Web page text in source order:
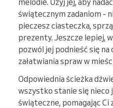
melodie. Użyj jej, aby
świątecznym zadaniom -
pieczesz ciasteczka,
prezenty. Jeszcze lepiej,
pozwól jej podnieść się na
załatwiania spraw w
Odpowiednia ścieżka
wszystko stanie się nieco
świąteczne, pomagając Ci